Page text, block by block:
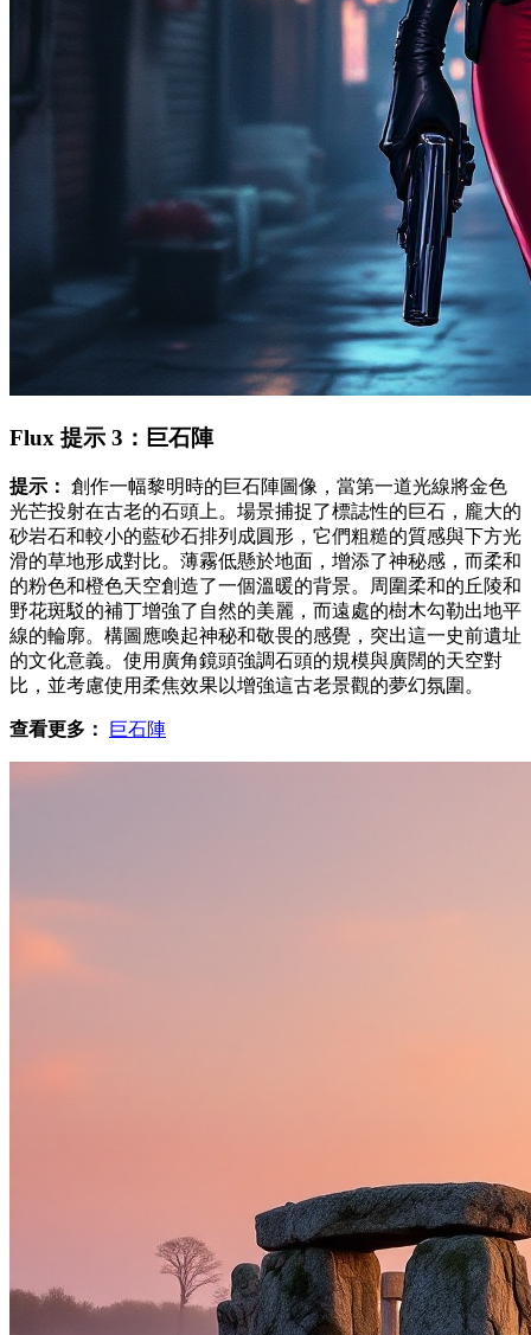
Flux 提示 3：巨石陣
提示： 創作一幅黎明時的巨石陣圖像，當第一道光線將金色
光芒投射在古老的石頭上。場景捕捉了標誌性的巨石，龐大的
砂岩石和較小的藍砂石排列成圓形，它們粗糙的質感與下方光
滑的草地形成對比。薄霧低懸於地面，增添了神秘感，而柔和
的粉色和橙色天空創造了一個溫暖的背景。周圍柔和的丘陵和
野花斑駁的補丁增強了自然的美麗，而遠處的樹木勾勒出地平
線的輪廓。構圖應喚起神秘和敬畏的感覺，突出這一史前遺址
的文化意義。使用廣角鏡頭強調石頭的規模與廣闊的天空對
比，並考慮使用柔焦效果以增強這古老景觀的夢幻氛圍。
查看更多： 巨石陣